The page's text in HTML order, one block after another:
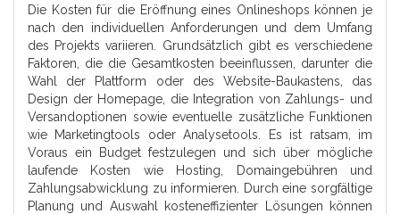
Die Kosten für die Eröffnung eines Onlineshops können je
nach den individuellen Anforderungen und dem Umfang
des Projekts variieren. Grundsätzlich gibt es verschiedene
Faktoren, die die Gesamtkosten beeinflussen, darunter die
Wahl der Plattform oder des Website-Baukastens, das
Design der Homepage, die Integration von Zahlungs- und
Versandoptionen sowie eventuelle zusätzliche Funktionen
wie Marketingtools oder Analysetools. Es ist ratsam, im
Voraus ein Budget festzulegen und sich über mögliche
laufende Kosten wie Hosting, Domaingebühren und
Zahlungsabwicklung zu informieren. Durch eine sorgfältige
Planung und Auswahl kosteneffizienter Lösungen können